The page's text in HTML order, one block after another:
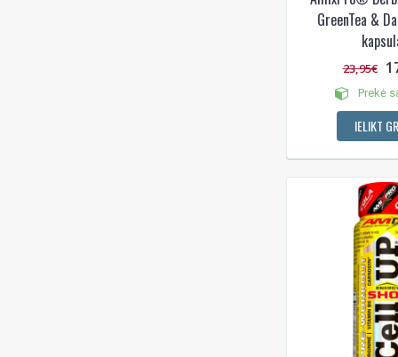
GreenTea &
23,95€
Prekė
IELIKT